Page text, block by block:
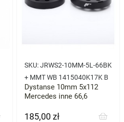
SKU:JRWS2-10MM-5L-66BK
+ MMT WB 1415040K17K B
Dystanse 10mm 5x112
Mercedes inne 66,6
Cena
185,00 zł